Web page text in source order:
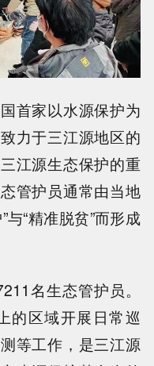
首家以水源保护为
力于三江源地区的
江源生态保护的重
管护员通常由当地
“精准脱贫”而形成
名生态管护员。
的区域开展日常巡
等工作，是三江源